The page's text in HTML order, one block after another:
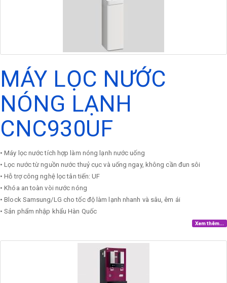
MÁY LỌC NƯỚC
NÓNG LẠNH
CNC930UF
• Máy lọc nước tích hợp làm nóng lạnh nước uống
• Lọc nước từ nguồn nước thuỷ cục và uống ngay, không cần đun sôi
• Hỗ trợ công nghệ lọc tân tiến: UF
• Khóa an toàn vòi nước nóng
• Block Samsung/LG cho tốc độ làm lạnh nhanh và sâu, êm ái
• Sản phẩm nhập khẩu Hàn Quốc
Xem thêm...